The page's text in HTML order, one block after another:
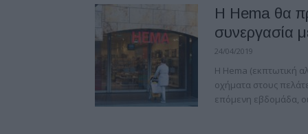
H Hema θα
συνεργασία
24/04/2019
Η Hema (εκπτωτική
οχήματα στους
επόμενη εβδομάδα,